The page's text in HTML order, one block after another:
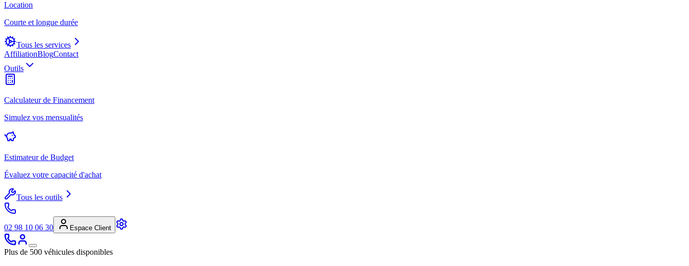
Location
Courte et longue durée
Tous les services
AffiliationBlogContact
Outils
Calculateur de Financement
Simulez vos mensualités
Estimateur de Budget
Évaluez votre capacité d'achat
Tous les outils
02 98 10 06 30 Espace Client
Plus de 500 véhicules disponibles